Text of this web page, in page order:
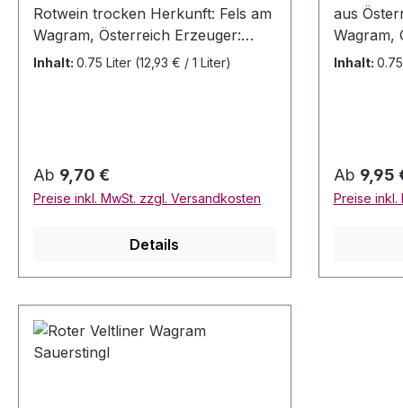
Rotwein trocken Herkunft: Fels am
Wagram, Österreich Erzeuger:
Weinguth Franz
enthält Sulfite Inhalt: 0,75 Liter
Verschluss: Stelvin (Dreher)
Ausbau: Stahltank Reifepotential:
Inhalt: 0.75 Liter (12,93 € / 1 Liter)
Regulärer Preis:
Ab 9,70 €
Preise inkl. MwSt. zzgl. Versandkosten
Details
aus
Wagram,
Veltliner
0,75 Liter
(Dreher)
stammt
Inhalt:
Regulärer
Ab 9,95
Preise inkl.